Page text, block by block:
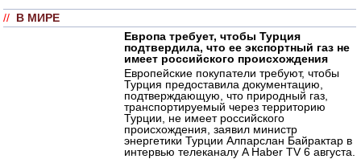
// В МИРЕ
Европа требует, чтобы Турция
подтвердила, что ее экспортный газ не
имеет российского происхождения
Европейские покупатели требуют, чтобы
Турция предоставила документацию,
подтверждающую, что природный газ,
транспортируемый через территорию
Турции, не имеет российского
происхождения, заявил министр
энергетики Турции Алпарслан Байрактар в
интервью телеканалу A Haber TV 6 августа.